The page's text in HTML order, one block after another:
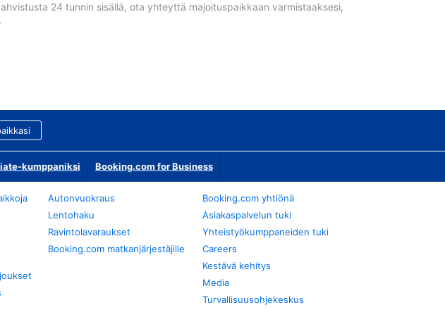
24 tunnin sisällä, ota yhteyttä majoituspaikkaan varmistaaksesi,
kumppaniksi Booking.com for Business
Autonvuokraus
Lentohaku
Ravintolavaraukset
Booking.com matkanjärjestäjille
Booking.com yhtiönä
Asiakaspalvelun tuki
Yhteistyökumppaneiden tuki
Careers
Kestävä kehitys
Media
Turvallisuusohjekeskus